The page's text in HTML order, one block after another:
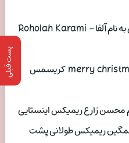
پست قبلی
دانلود آهنگ جدید روح الله کرمی به نام آلفا Roholah Karami –
دانلود آهنگ مری کریسمس merry christmas کریسمس
محسن زارع ریمیکس اینستایی
غمگین ریمیکس طولانی پشت